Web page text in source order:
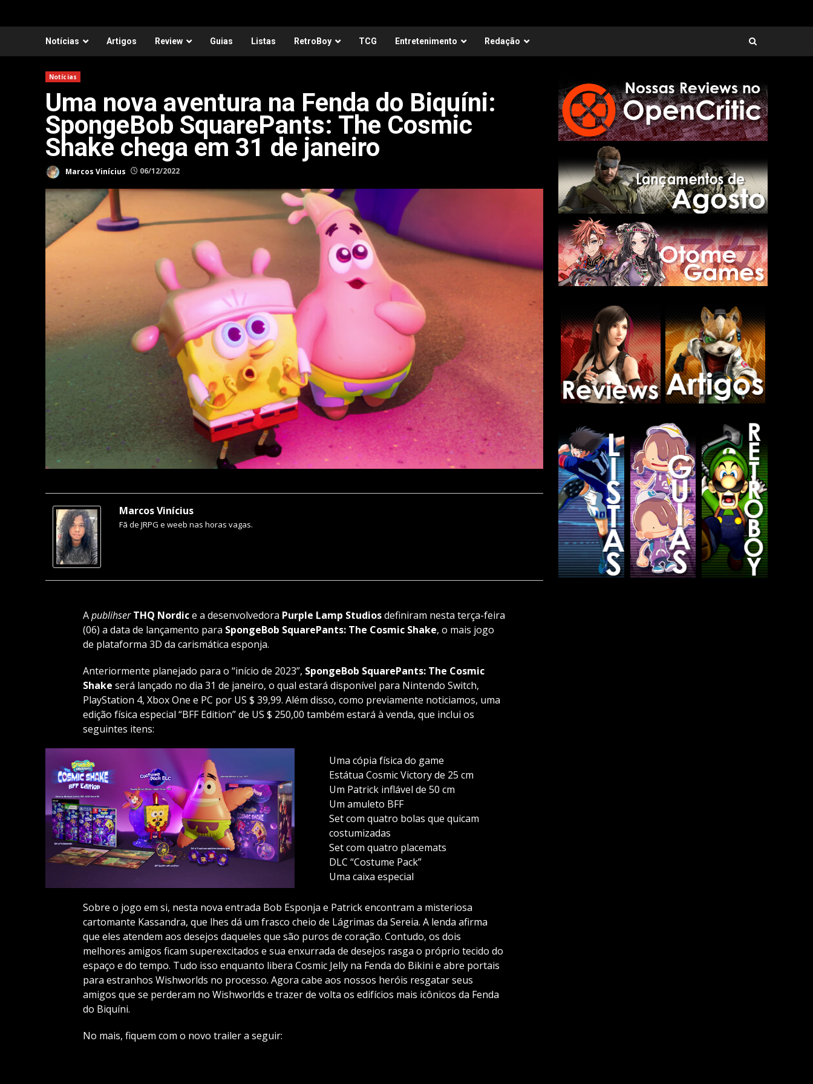
Notícias Artigos Review Guias Listas RetroBoy TCG Entretenimento Redação
Notícias
Uma nova aventura na Fenda do Biquíni:
SpongeBob SquarePants: The Cosmic
Shake chega em 31 de janeiro
Marcos Vinícius 06/12/2022
Marcos Vinícius
Fã de JRPG e weeb nas horas vagas.
ApublihserTHQ Nordice a desenvolvedora Purple Lamp Studiosdefiniram nesta terça-feira
(06) a data de lançamento para SpongeBob SquarePants: The Cosmic Shake, o mais jogo
de plataforma 3D da carismática esponja.
Anteriormente planejado para o “início de 2023”, SpongeBob SquarePants: The Cosmic
Shake será lançado no dia 31 de janeiro, o qual estará disponível para Nintendo Switch,
PlayStation 4, Xbox One e PC por US $ 39,99. Além disso, como previamente noticiamos, uma
edição física especial “BFF Edition” de US $ 250,00 também estará à venda, que inclui os
seguintes itens:
Uma cópia física do game
Estátua Cosmic Victory de 25 cm
Um Patrick inflável de 50 cm
Um amuleto BFF
Set com quatro bolas que quicam
costumizadas
Set com quatro placemats
DLC “Costume Pack”
Uma caixa especial
Sobre o jogo em si, nesta nova entrada Bob Esponja e Patrick encontram a misteriosa
cartomante Kassandra, que lhes dá um frasco cheio de Lágrimas da Sereia. A lenda afirma
que eles atendem aos desejos daqueles que são puros de coração. Contudo, os dois
melhores amigos ficam superexcitados e sua enxurrada de desejos rasga o próprio tecido do
espaço e do tempo. Tudo isso enquanto libera Cosmic Jelly na Fenda do Bikini e abre portais
para estranhos Wishworlds no processo. Agora cabe aos nossos heróis resgatar seus
amigos que se perderam no Wishworlds e trazer de volta os edifícios mais icônicos da Fenda
do Biquíni.
No mais, fiquem com o novo trailer a seguir: